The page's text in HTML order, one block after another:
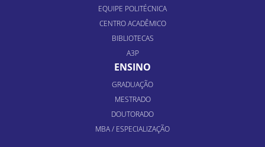
EQUIPE POLITÉCNICA
CENTRO ACADÊMICO
BIBLIOTECAS
A3P
ENSINO
GRADUAÇÃO
MESTRADO
DOUTORADO
MBA / ESPECIALIZAÇÃO